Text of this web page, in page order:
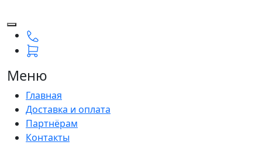
Меню
Главная
Доставка и оплата
Партнёрам
Контакты